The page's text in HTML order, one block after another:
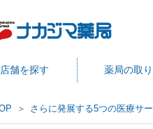
店舗を探す 薬局の取
さらに発展する5つの医療サ